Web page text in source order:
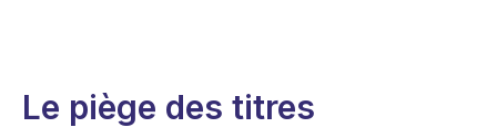
Le piège des titres